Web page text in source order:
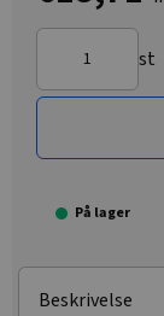
st
På lager
Beskrivelse